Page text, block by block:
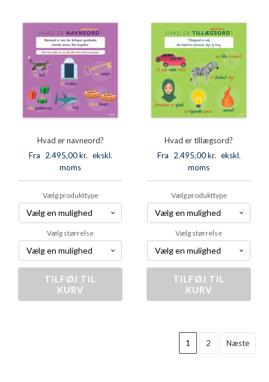
Hvad er navneord?
Fra
2.495,00kr. ekskl.
moms
Vælg produkttype
Vælg størrelse
Hvad
er
navneord?
TILFØJ TIL
KURV
Hvad er tillægsord?
Fra
2.495,00kr. ekskl.
moms
Vælg produkttype
Vælg størrelse
Hvad
er
tillægsord?
TILFØJ TIL
KURV
1 2 Næste